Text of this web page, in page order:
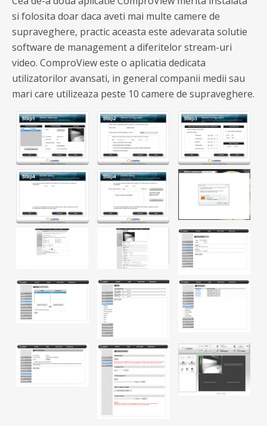
si folosita doar daca aveti mai multe camere de
supraveghere, practic aceasta este adevarata solutie
software de management a diferitelor stream-uri
video. ComproView este o aplicatia dedicata
utilizatorilor avansati, in general companii medii sau
mari care utilizeaza peste 10 camere de supraveghere.